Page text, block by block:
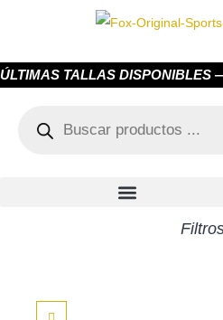
ÚLTIMAS TALLAS DISPONIBLES